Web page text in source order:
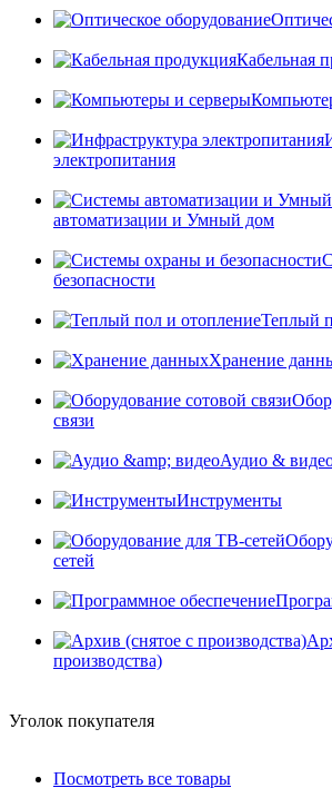
Кабельная
электропитания
автоматизации и Умный дом
безопасности
Теплый
Хранение
связи
Аудио &
Инструменты
сетей
производства)
Уголок покупателя
Посмотреть все товары